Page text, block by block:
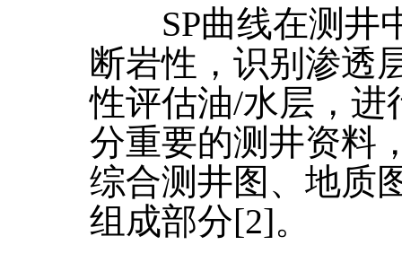
SP曲线在测井
断岩性，识别渗透
性评估油/水层，进
分重要的测井资料
综合测井图、地质
组成部分[2]。